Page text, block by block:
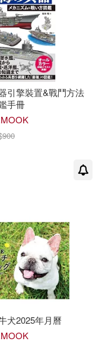
引擎裝置&戰鬥方法
手冊
900
犬2025年月曆